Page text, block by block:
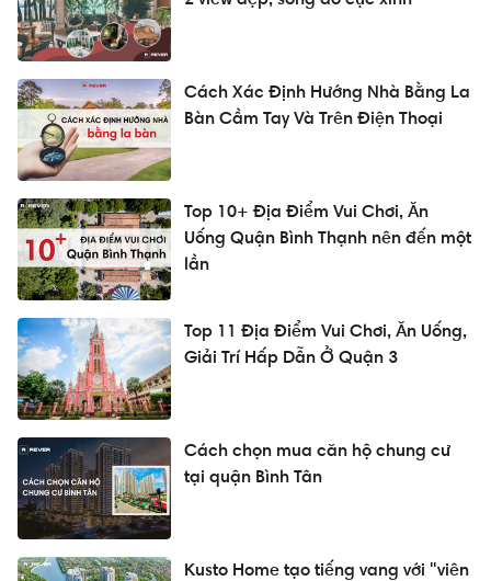
Cách Xác Định Hướng Nhà Bằng La
Bàn Cầm Tay Và Trên Điện Thoại
Top 10+ Địa Điểm Vui Chơi, Ăn
Uống Quận Bình Thạnh nên đến một
lần
Top 11 Địa Điểm Vui Chơi, Ăn Uống,
Giải Trí Hấp Dẫn Ở Quận 3
Cách chọn mua căn hộ chung cư
tại quận Bình Tân
Kusto Home tạo tiếng vang với "viên